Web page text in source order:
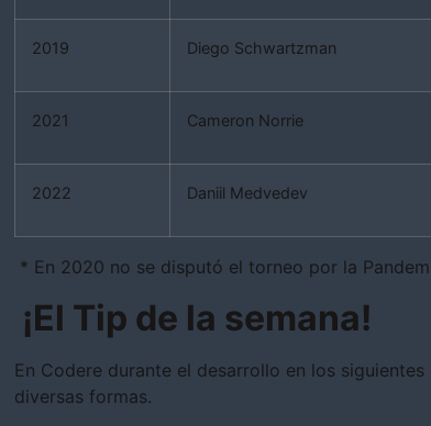
2019 Diego Schwartzman
2021 Cameron Norrie
2022 Daniil Medvedev
* En 2020 no se disputó el torneo por la
¡El Tip de la semana!
En Codere durante el desarrollo en los
diversas formas.